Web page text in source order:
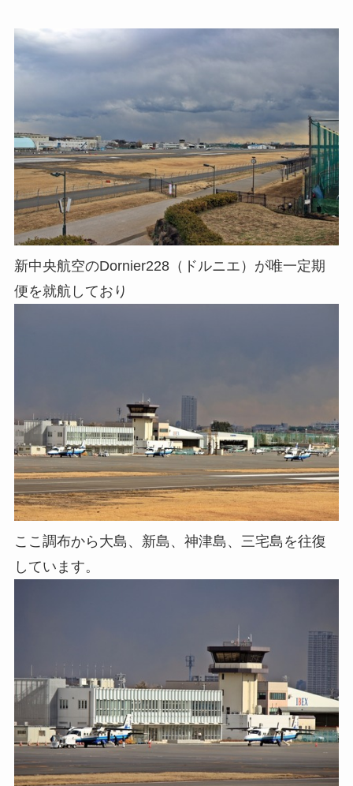
新中央航空のDornier228（ドルニエ）が唯一定期
便を就航しており
ここ調布から大島、新島、神津島、三宅島を往復
しています。